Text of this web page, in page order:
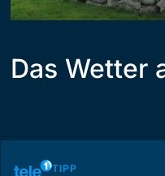
Das Wetter
TIPP